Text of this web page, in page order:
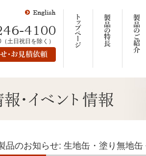
土日祝日を除く）
品のお知らせ: 生地缶・塗り無地